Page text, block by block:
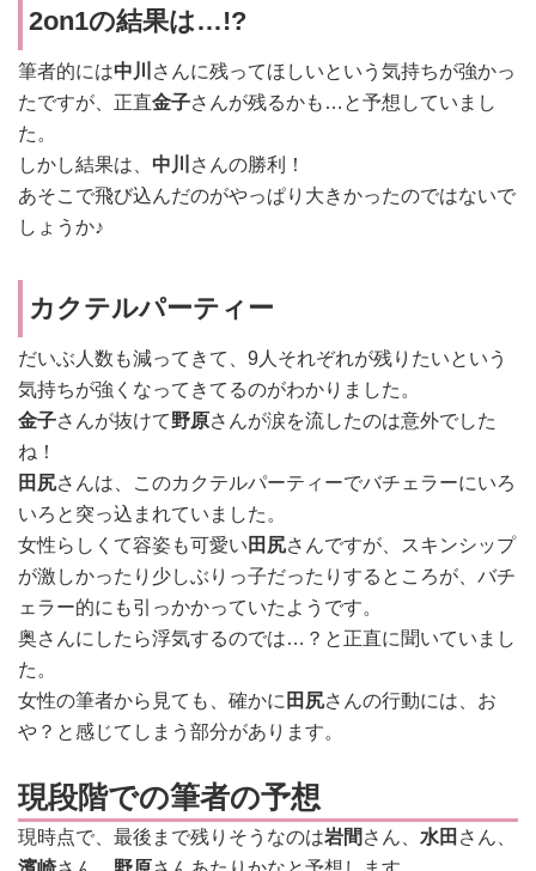
2on1の結果は…!?
筆者的には中川
さんに残ってほしいという気持ちが強かっ
たですが、正直金子さんが残るかも…と予想していまし
た。
しかし結果は、 中川
さんの勝利！
あそこで飛び込んだのがやっぱり大きかったのではないで
しょうか♪
カクテルパーティー
だいぶ人数も減ってきて、9人それぞれが残りたいという
気持ちが強くなってきてるのがわかりました。
金子さんが抜けて野原さんが涙を流したのは意外でした
ね！
田尻さんは、このカクテルパーティーでバチェラーにいろ
いろと突っ込まれていました。
女性らしくて容姿も可愛い 田尻さんですが、スキンシップ
が激しかったり少しぶりっ子だったりするところが、バチ
ェラー的にも引っかかっていたようです。
奥さんにしたら浮気するのでは…？と正直に聞いていまし
た。
女性の筆者から見ても、確かに 田尻さんの行動には、お
や？と感じてしまう部分があります。
現段階での筆者の予想
現時点で、最後まで残りそうなのは岩間 さん、 水田 さん、